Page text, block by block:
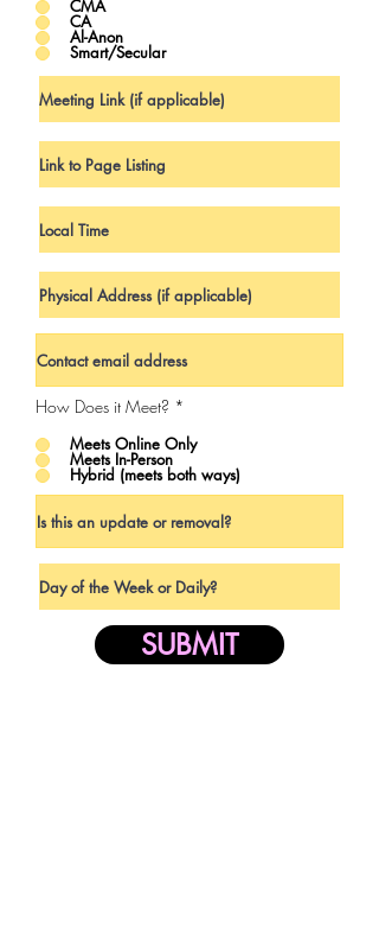
CMA
CA
Al-Anon
Smart/Secular
How Does it Meet? *
Meets Online Only
Meets In-Person
Hybrid (meets both ways)
SUBMIT